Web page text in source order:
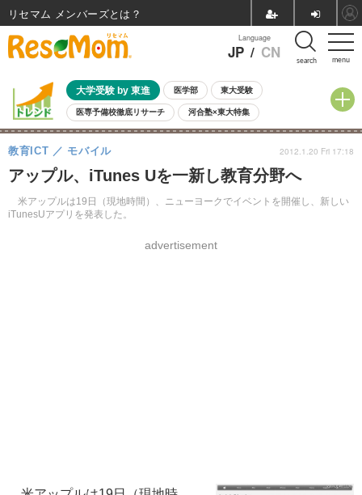
menu
Language
JP / CN search
大学受験 by 東進 医学部 東大受験
医専予備校徹底リサーチ 河合塾×東大特集
親子で考える大学選び 高校受験 中学受験 小学校受験
共通テスト 夏休み
8月開催イベント・WS 全国公立高校 過去問 人気記事
自由研究教材（小学生向け） 自由研究教材（中学生向け） ランキング
アップル、iTunes Uを一新し教育分野へ
米アップルは19日（現地時間）、ニューヨークでイベントを開催し、新しい
iTunesUアプリを発表した。
教育ICT モバイル
advertisement
2012.1.20 Fri 17:18
リセマム メンバーズ